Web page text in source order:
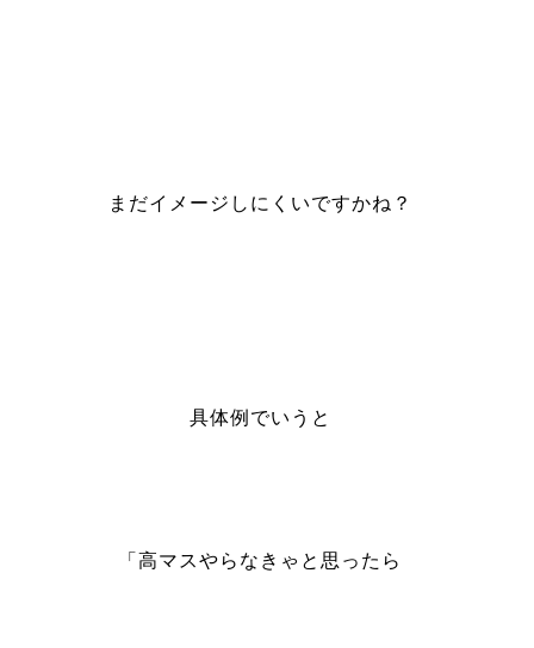
まだイメージしにくいですかね？
具体例でいうと
「高マスやらなきゃと思ったら